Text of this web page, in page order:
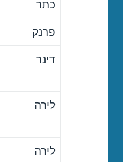
כתר
פרנק
דינר
לירה
לירה